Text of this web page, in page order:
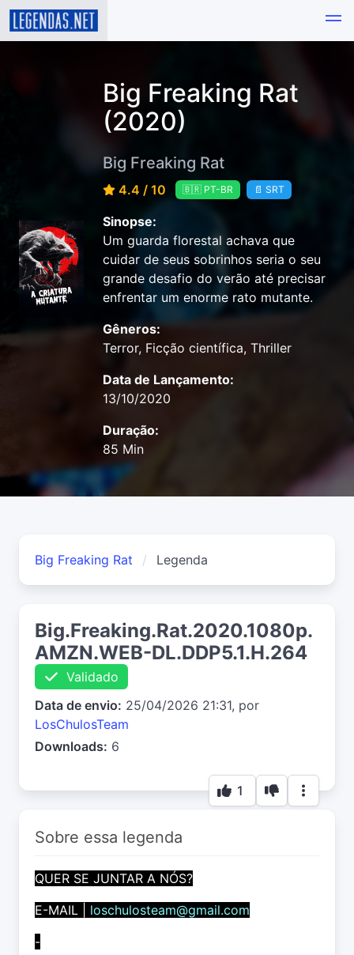
Big Freaking Rat
(2020)
Big Freaking Rat
4.4 / 10 🇧🇷 PT-BR 📄 SRT
Sinopse:
Um guarda florestal achava que
cuidar de seus sobrinhos seria o seu
grande desafio do verão até precisar
enfrentar um enorme rato mutante.
Gêneros:
Terror, Ficção científica, Thriller
Data de Lançamento:
13/10/2020
Duração:
85 Min
Big Freaking Rat Legenda
Big.Freaking.Rat.2020.1080p.
AMZN.WEB-DL.DDP5.1.H.264
Validado
Data de envio: 25/04/2026 21:31, por
LosChulosTeam
Downloads: 6
1
Sobre essa legenda
QUER SE JUNTAR A NÓS?
E-MAIL | loschulosteam@gmail.com
-